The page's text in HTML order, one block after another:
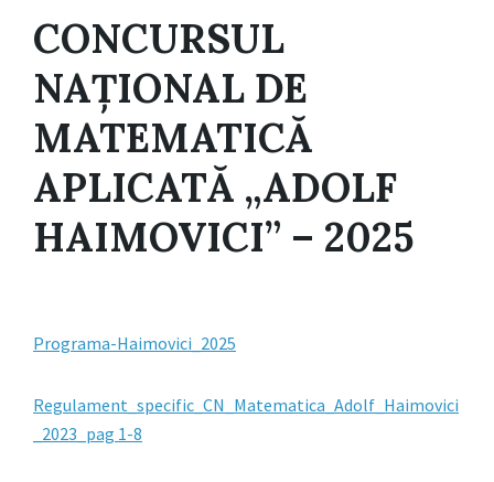
CONCURSUL
NAȚIONAL DE
MATEMATICĂ
APLICATĂ „ADOLF
HAIMOVICI” – 2025
Programa-Haimovici_2025
Regulament_specific_CN_Matematica_Adolf_Haimovici
_2023_pag 1-8